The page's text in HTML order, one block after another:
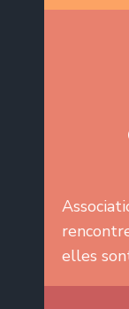
elles